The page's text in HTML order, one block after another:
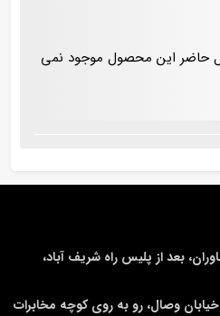
حاضر این محصول موجود نمی
بعد از پلیس راه شریف آباد،
خیابان وصال، رو به روی کوچه مخابرات